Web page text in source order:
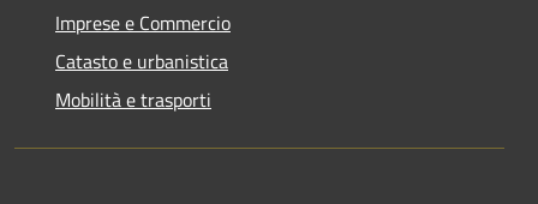
Imprese e Commercio
Catasto e urbanistica
Mobilità e trasporti